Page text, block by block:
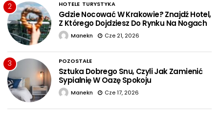
2 HOTELE TURYSTYKA
Gdzie Nocować W Krakowie? Znajdź Hotel,
Z Którego Dojdziesz Do Rynku Na Nogach
Manekn Cze 21, 2026
3 POZOSTAŁE
Sztuka Dobrego Snu, Czyli Jak Zamienić
Sypialnię W Oazę Spokoju
Manekn Cze 17, 2026